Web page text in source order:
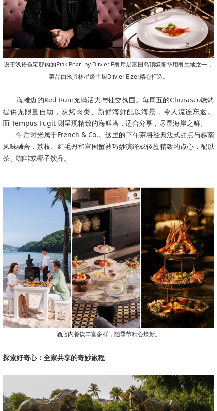
设于浅粉色宅邸内的Pink Pearl by Olivier E餐厅是富国岛顶级奢华用餐胜地之一，
菜品由米其林星级主厨Olivier Elzer精心打造。
海滩边的Red Rum充满活力与社交氛围。每周五的Churasco烧烤
提供无限量自助，炭烤肉类、新鲜海鲜配以海景，令人流连忘返。
而 Tempus Fugit 则呈现精致的海鲜塔，适合分享，尽显海岸之鲜。
午后时光属于French & Co.。这里的下午茶将经典法式甜点与越南
风味融合，荔枝、红毛丹和富国蟹被巧妙演绎成轻盈精致的点心，配以
茶、咖啡或椰子饮品。
酒店内餐饮丰富多样，随季节精心焕新。
探索好奇心：全家共享的奇妙旅程